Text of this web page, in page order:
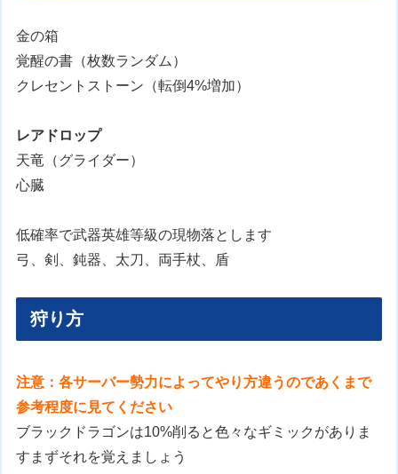
金の箱
覚醒の書（枚数ランダム）
クレセントストーン（転倒4%増加）
レアドロップ
天竜（グライダー）
心臓
低確率で武器英雄等級の現物落とします
弓、剣、鈍器、太刀、両手杖、盾
狩り方
注意：各サーバー勢力によってやり方違うのであくまで
参考程度に見てください
ブラックドラゴンは10%削ると色々なギミックがありま
すまずそれを覚えましょう